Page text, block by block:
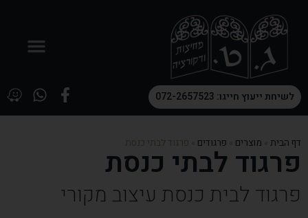
לשיחת ייעוץ חייגו: 072-2657523
דף הבית מוצרים פרגודים
פרגוד לבתי כנסת
פרגוד לבית כנסת עיצוב מקורי